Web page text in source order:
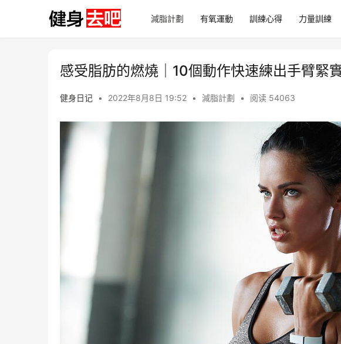
減脂計劃 有氧運動 訓練心得 力量訓練
感受脂肪的燃燒｜10個動作快速練出手臂緊
健身日记 • 2022年8月8日 19:52 • 減脂計劃 • 阅读 54063